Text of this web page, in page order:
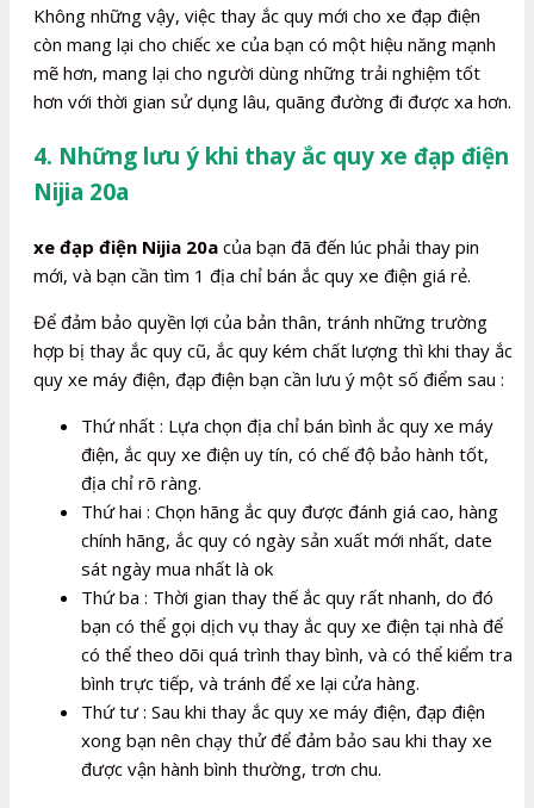
Không những vậy, việc thay ắc quy mới cho xe đạp điện
còn mang lại cho chiếc xe của bạn có một hiệu năng mạnh
mẽ hơn, mang lại cho người dùng những trải nghiệm tốt
hơn với thời gian sử dụng lâu, quãng đường đi được xa hơn.
4. Những lưu ý khi thay ắc quy xe đạp điện
Nijia 20a
xe đạp điện Nijia 20a của bạn đã đến lúc phải thay pin
mới, và bạn cần tìm 1 địa chỉ bán ắc quy xe điện giá rẻ.
Để đảm bảo quyền lợi của bản thân, tránh những trường
hợp bị thay ắc quy cũ, ắc quy kém chất lượng thì khi thay ắc
quy xe máy điện, đạp điện bạn cần lưu ý một số điểm sau :
Thứ nhất : Lựa chọn địa chỉ bán bình ắc quy xe máy
điện, ắc quy xe điện uy tín, có chế độ bảo hành tốt,
địa chỉ rõ ràng.
Thứ hai : Chọn hãng ắc quy được đánh giá cao, hàng
chính hãng, ắc quy có ngày sản xuất mới nhất, date
sát ngày mua nhất là ok
Thứ ba : Thời gian thay thế ắc quy rất nhanh, do đó
bạn có thể gọi dịch vụ thay ắc quy xe điện tại nhà để
có thể theo dõi quá trình thay bình, và có thể kiểm tra
bình trực tiếp, và tránh để xe lại cửa hàng.
Thứ tư : Sau khi thay ắc quy xe máy điện, đạp điện
xong bạn nên chạy thử để đảm bảo sau khi thay xe
được vận hành bình thường, trơn chu.